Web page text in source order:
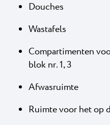
Douches
Wastafels
Compartimenten
blok nr. 1, 3
Afwasruimte
Ruimte voor het op